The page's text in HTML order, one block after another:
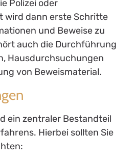
Polizei oder
wird dann erste Schritte
und Beweise zu
auch die Durchführung
Hausdurchsuchungen
von Beweismaterial.
ein zentraler Bestandteil
Hierbei sollten Sie